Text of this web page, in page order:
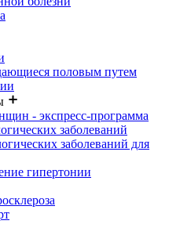
половым путем
- экспресс-программа
заболеваний
заболеваний для
гипертонии